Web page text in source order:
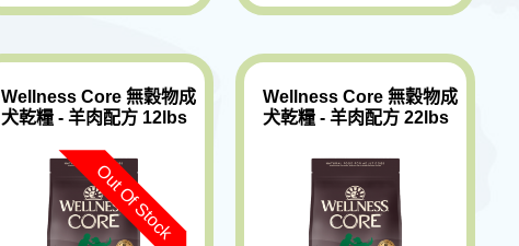
Wellness Core 無穀物成
犬乾糧 - 羊肉配方 12lbs
Out Of Stock
Wellness Core 無穀物成
犬乾糧 - 羊肉配方 22lbs